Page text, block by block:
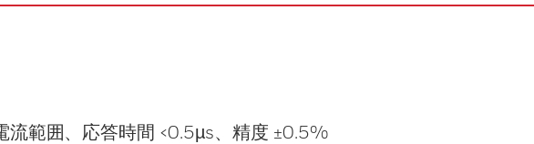
範囲、応答時間 <0.5µs、精度 ±0.5%